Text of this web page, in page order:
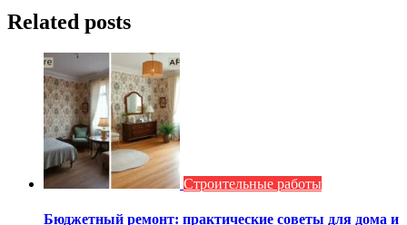
Related posts
Строительные работы
Бюджетный ремонт: практические советы для дома и